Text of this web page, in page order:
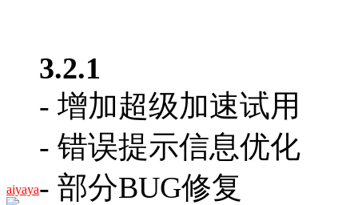
aiyaya
3.2.1
- 增加超级加速试用
- 错误提示信息优化
- 部分BUG修复